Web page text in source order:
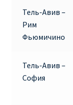
ДЕШЕВЫЕ
ДЕШЕВЫЕ
Тель-Авив –
Рим
Фьюмичино
Тель-Авив –
София